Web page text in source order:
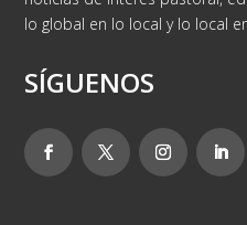
lo global en lo local y lo local
SÍGUENOS